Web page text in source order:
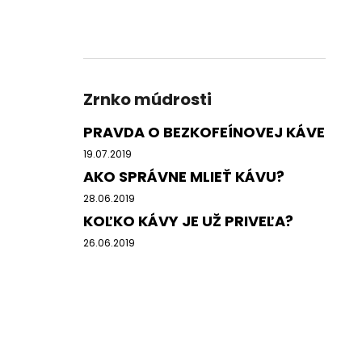
Zrnko múdrosti
PRAVDA O BEZKOFEÍNOVEJ KÁVE
19.07.2019
AKO SPRÁVNE MLIEŤ KÁVU?
28.06.2019
KOĽKO KÁVY JE UŽ PRIVEĽA?
26.06.2019